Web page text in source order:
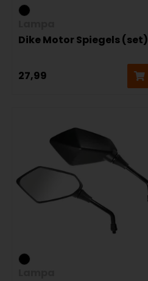
Dike Motor Spiegels (set)
27,99